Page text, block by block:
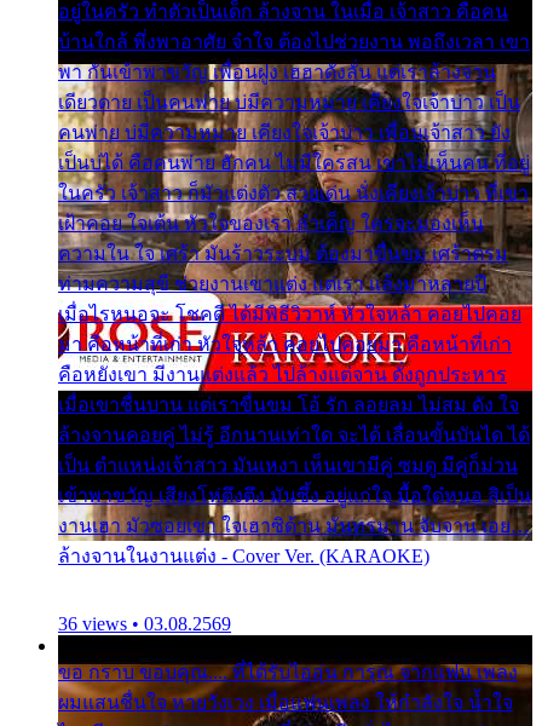
อยู่ในครัว ทำตัวเป็นเด็ก ล้างจาน ในเมื่อ เจ้าสาว คือคน
บ้านใกล้ พึ่งพาอาศัย จำใจ ต้องไปช่วยงาน พอถึงเวลา เขา
พา กันเข้าพาขวัญ เพื่อนฝูง เฮฮาดังลั่น แต่เราล้างจาน
เดียวดาย เป็นคนพ่าย บ่มีความหมาย เคียงใจเจ้าบ่าว เป็น
คนพ่าย บ่มีความหมาย เคียงใจเจ้าบ่าว เพื่อนเจ้าสาว ยัง
เป็นบ่ได้ คือคนพ่าย ฮักคน ไม่มีใครสน เขาไม่เห็นคน ที่อยู่
ในครัว เจ้าสาว ก็มัวแต่งตัว สวยเด่น นั่งเคียงเจ้าบ่าว ที่เขา
เฝ้าคอย ใจเต้น หัวใจของเรา ลำเค็ญ ใครจะมองเห็น
ความใน ใจ เศร้า มันร้าวระบม ต้องมาขื่นขม เศร้าตรม
ท่ามความสุขี ช่วยงานเขาแต่ง แต่เรา แล้งมาหลายปี
เมื่อไรหนอจะ โชคดี ได้มีพิธีวิวาห์ หัวใจหล้า คอยไปคอย
มา คือหน้าที่เก่า หัวใจหล้า คอยไปคอยมา คือหน้าที่เก่า
คือหยังเขา มีงานแต่งแล้ว ไปล้างแต่จาน ดั่งถูกประหาร
เมื่อเขาชื่นบาน แต่เราขื่นขม โอ้ รัก ลอยลม ไม่สม ดัง ใจ
ล้างจานคอยคู่ ไม่รู้ อีกนานเท่าใด จะได้ เลื่อนขั้นบันได ได้
เป็น ตำแหน่งเจ้าสาว มันเหงา เห็นเขามีคู่ ซมดู มีคู่ก็ม่วน
เข้าพาขวัญ เสียงโห่ตึงตึง มันซึ้ง อยู่แก่ใจ มื้อใด๋หนอ สิเป็น
งานเฮา มัวซอยเขา ใจเฮาซิด้าน มันทรมาน จับจาน เอย…
ล้างจานในงานแต่ง - Cover Ver. (KARAOKE)
36 views • 03.08.2569
ขอ กราบ ขอบคุณ.... ที่ได้รับไออุ่น การุณ จากแฟน เพลง
ผมแสนชื่นใจ หายวังเวง เมื่อแฟนเพลง ให้กำลังใจ น้ำใจ